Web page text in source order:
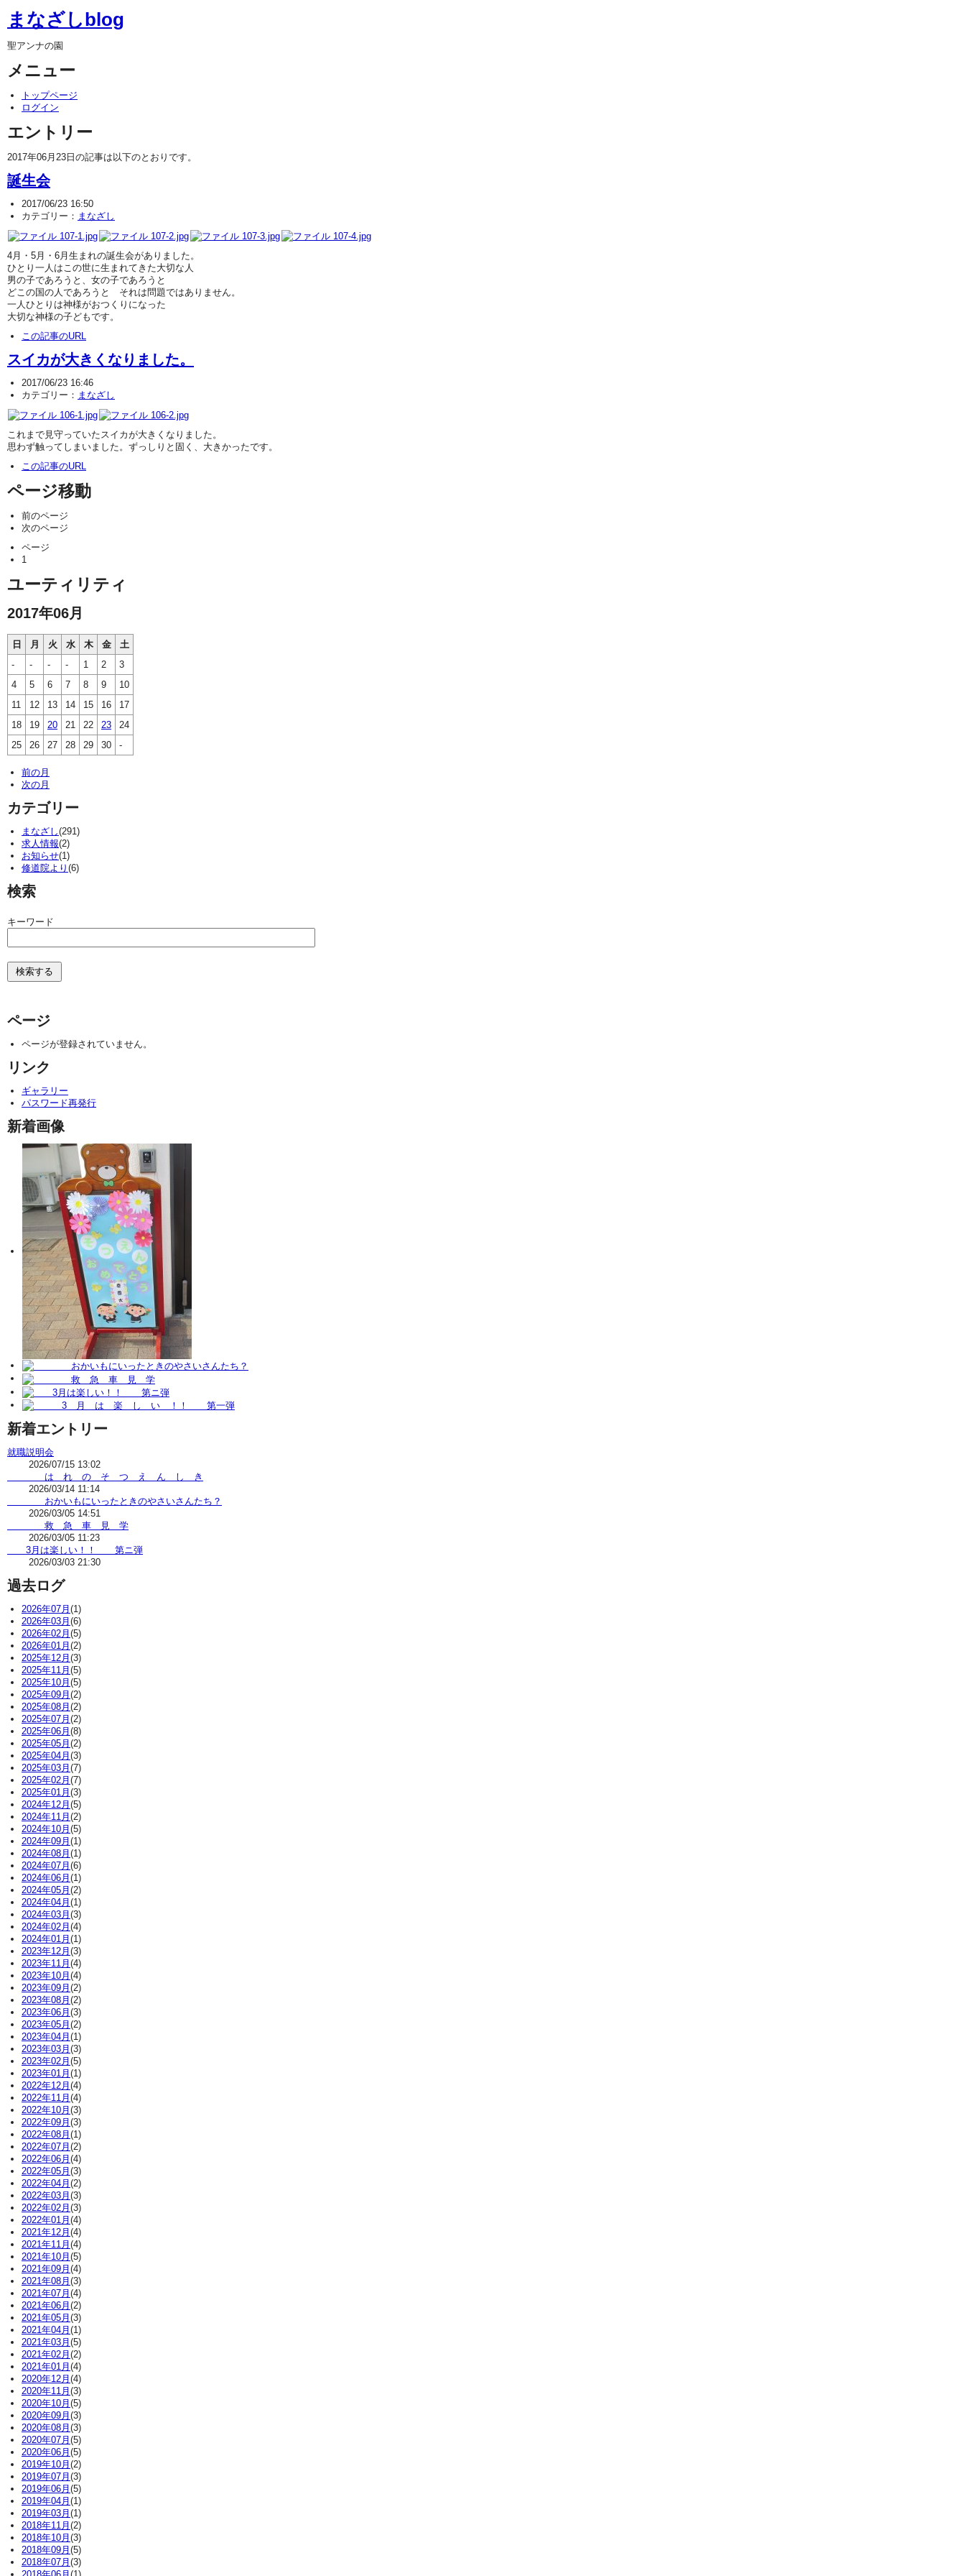
まなざしblog
聖アンナの園
メニュー
トップページ
ログイン
エントリー
2017年06月23日の記事は以下のとおりです。
誕生会
2017/06/23 16:50
カテゴリー： まなざし
4月・5月・6月生まれの誕生会がありました。
ひとり一人はこの世に生まれてきた大切な人
男の子であろうと、女の子であろうと
どこの国の人であろうと それは問題ではありません。
一人ひとりは神様がおつくりになった
大切な神様の子どもです。
この記事のURL
スイカが大きくなりました。
2017/06/23 16:46
カテゴリー： まなざし
これまで見守っていたスイカが大きくなりました。
思わず触ってしまいました。ずっしりと固く、大きかったです。
この記事のURL
ページ移動
前のページ
次のページ
ページ
1
ユーティリティ
2017年06月
日 月 火 水 木 金
土
-
- - - 1 2
3
4
5 6 7 8 9
10
11
12 13 14 15 16
17
18
19 20 21 22 23
24
25
26 27 28 29 30 -
前の月
次の月
カテゴリー
まなざし(291)
求人情報(2)
お知らせ(1)
修道院より (6)
検索
キーワード
ページ
ページが登録されていません。
リンク
ギャラリー
パスワード再発行
新着画像
新着エントリー
就職説明会
2026/07/15 13:02
は れ の そ つ え ん し き
2026/03/14 11:14
おかいもにいったときのやさいさんたち？
2026/03/05 14:51
救 急 車 見 学
2026/03/05 11:23
3月は楽しい！！ 第ニ弾
2026/03/03 21:30
過去ログ
2026年07月 (1)
2026年03月 (6)
2026年02月 (5)
2026年01月 (2)
2025年12月 (3)
2025年11月 (5)
2025年10月 (5)
2025年09月 (2)
2025年08月 (2)
2025年07月 (2)
2025年06月 (8)
2025年05月 (2)
2025年04月 (3)
2025年03月 (7)
2025年02月 (7)
2025年01月 (3)
2024年12月 (5)
2024年11月 (2)
2024年10月 (5)
2024年09月 (1)
2024年08月 (1)
2024年07月 (6)
2024年06月 (1)
2024年05月 (2)
2024年04月 (1)
2024年03月 (3)
2024年02月 (4)
2024年01月 (1)
2023年12月 (3)
2023年11月 (4)
2023年10月 (4)
2023年09月 (2)
2023年08月 (2)
2023年06月 (3)
2023年05月 (2)
2023年04月 (1)
2023年03月 (3)
2023年02月 (5)
2023年01月 (1)
2022年12月 (4)
2022年11月 (4)
2022年10月 (3)
2022年09月 (3)
2022年08月 (1)
2022年07月 (2)
2022年06月 (4)
2022年05月 (3)
2022年04月 (2)
2022年03月 (3)
2022年02月 (3)
2022年01月 (4)
2021年12月 (4)
2021年11月 (4)
2021年10月 (5)
2021年09月 (4)
2021年08月 (3)
2021年07月 (4)
2021年06月 (2)
2021年05月 (3)
2021年04月 (1)
2021年03月 (5)
2021年02月 (2)
2021年01月 (4)
2020年12月 (4)
2020年11月 (3)
2020年10月 (5)
2020年09月 (3)
2020年08月 (3)
2020年07月 (5)
2020年06月 (5)
2019年10月 (2)
2019年07月 (3)
2019年06月 (5)
2019年04月 (1)
2019年03月 (1)
2018年11月 (2)
2018年10月 (3)
2018年09月 (5)
2018年07月 (3)